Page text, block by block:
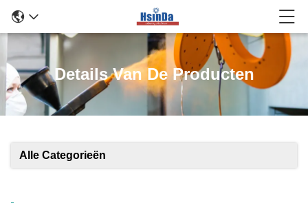
Details Van De Producten
Alle Categorieën